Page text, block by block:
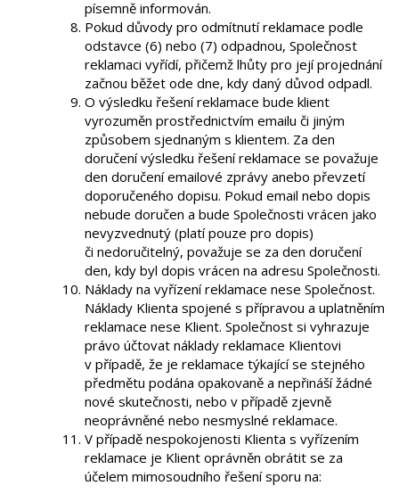
písemně informován.
Pokud důvody pro odmítnutí reklamace podle
odstavce (6) nebo (7) odpadnou, Společnost
reklamaci vyřídí, přičemž lhůty pro její projednání
začnou běžet ode dne, kdy daný důvod odpadl.
O výsledku řešení reklamace bude klient
vyrozuměn prostřednictvím emailu či jiným
způsobem sjednaným s klientem. Za den
doručení výsledku řešení reklamace se považuje
den doručení emailové zprávy anebo převzetí
doporučeného dopisu. Pokud email nebo dopis
nebude doručen a bude Společnosti vrácen jako
nevyzvednutý (platí pouze pro dopis)
či nedoručitelný, považuje se za den doručení
den, kdy byl dopis vrácen na adresu Společnosti.
Náklady na vyřízení reklamace nese Společnost.
Náklady Klienta spojené s přípravou a uplatněním
reklamace nese Klient. Společnost si vyhrazuje
právo účtovat náklady reklamace Klientovi
v případě, že je reklamace týkající se stejného
předmětu podána opakovaně a nepřináší žádné
nové skutečnosti, nebo v případě zjevně
neoprávněné nebo nesmyslné reklamace.
V případě nespokojenosti Klienta s vyřízením
reklamace je Klient oprávněn obrátit se za
účelem mimosoudního řešení sporu na: